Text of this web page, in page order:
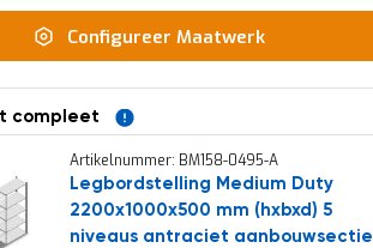
Configureer Maatwerk
compleet
Artikelnummer: BM158-0495-A
Legbordstelling Medium Duty
2200x1000x500 mm (hxbxd) 5
niveaus antraciet aanbouwsectie